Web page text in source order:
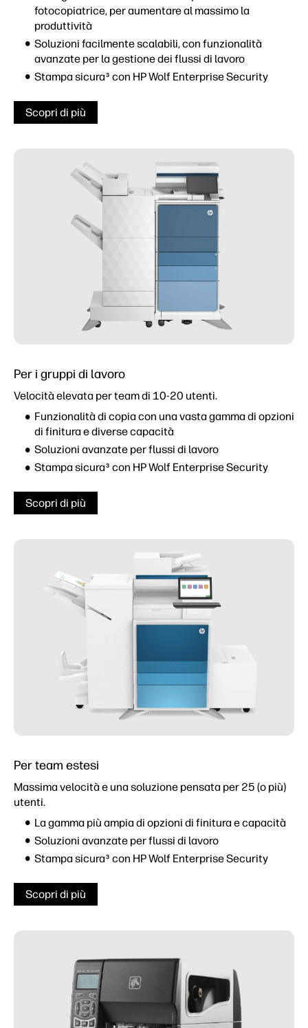
fotocopiatrice, per aumentare al massimo la
produttività
Soluzioni facilmente scalabili, con funzionalità
avanzate per la gestione dei flussi di lavoro
Stampa sicura3 con HP Wolf Enterprise Security
Scopri di più
Per i gruppi di lavoro
Velocità elevata per team di 10-20 utenti.
Funzionalità di copia con una vasta gamma di opzioni
di finitura e diverse capacità
Soluzioni avanzate per flussi di lavoro
Stampa sicura3 con HP Wolf Enterprise Security
Scopri di più
Per team estesi
Massima velocità e una soluzione pensata per 25 (o più)
utenti.
La gamma più ampia di opzioni di finitura e capacità
Soluzioni avanzate per flussi di lavoro
Stampa sicura3 con HP Wolf Enterprise Security
Scopri di più